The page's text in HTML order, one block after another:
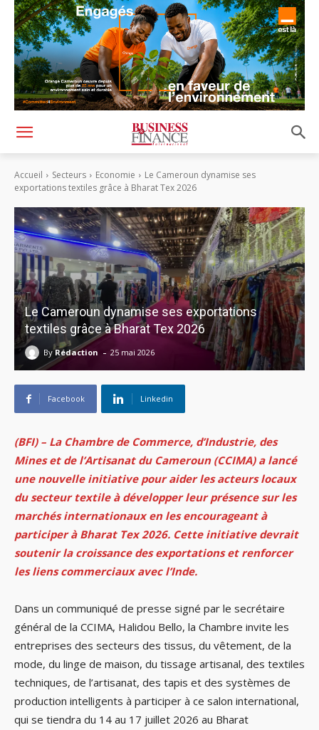
Accueil Secteurs Economie
Le Cameroun dynamise ses
exportations textiles grâce à Bharat Tex 2026
Le Cameroun dynamise ses exportations
textiles grâce à Bharat Tex 2026
By Rédaction - 25 mai 2026
Facebook Linkedin
(BFI) – La Chambre de Commerce, d’Industrie, des
Mines et de l’Artisanat du Cameroun (CCIMA) a lancé
une nouvelle initiative pour aider les acteurs locaux
du secteur textile à développer leur présence sur les
marchés internationaux en les encourageant à
participer à Bharat Tex 2026. Cette initiative devrait
soutenir la croissance des exportations et renforcer
les liens commerciaux avec l’Inde.
Dans un communiqué de presse signé par le secrétaire
général de la CCIMA, Halidou Bello, la Chambre invite les
entreprises des secteurs des tissus, du vêtement, de la
mode, du linge de maison, du tissage artisanal, des textiles
techniques, de l’artisanat, des tapis et des systèmes de
production intelligents à participer à ce salon international,
qui se tiendra du 14 au 17 juillet 2026 au Bharat